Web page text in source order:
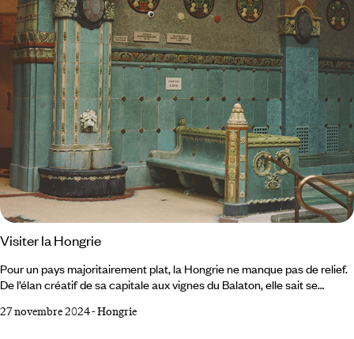
Visiter la Hongrie
Pour un pays majoritairement plat, la Hongrie ne manque pas de relief.
De l’élan créatif de sa capitale aux vignes du Balaton, elle sait se
Budapest Calling De Budapest, on connaît le Parlement. Les thermes
27 novembre 2024-Hongrie